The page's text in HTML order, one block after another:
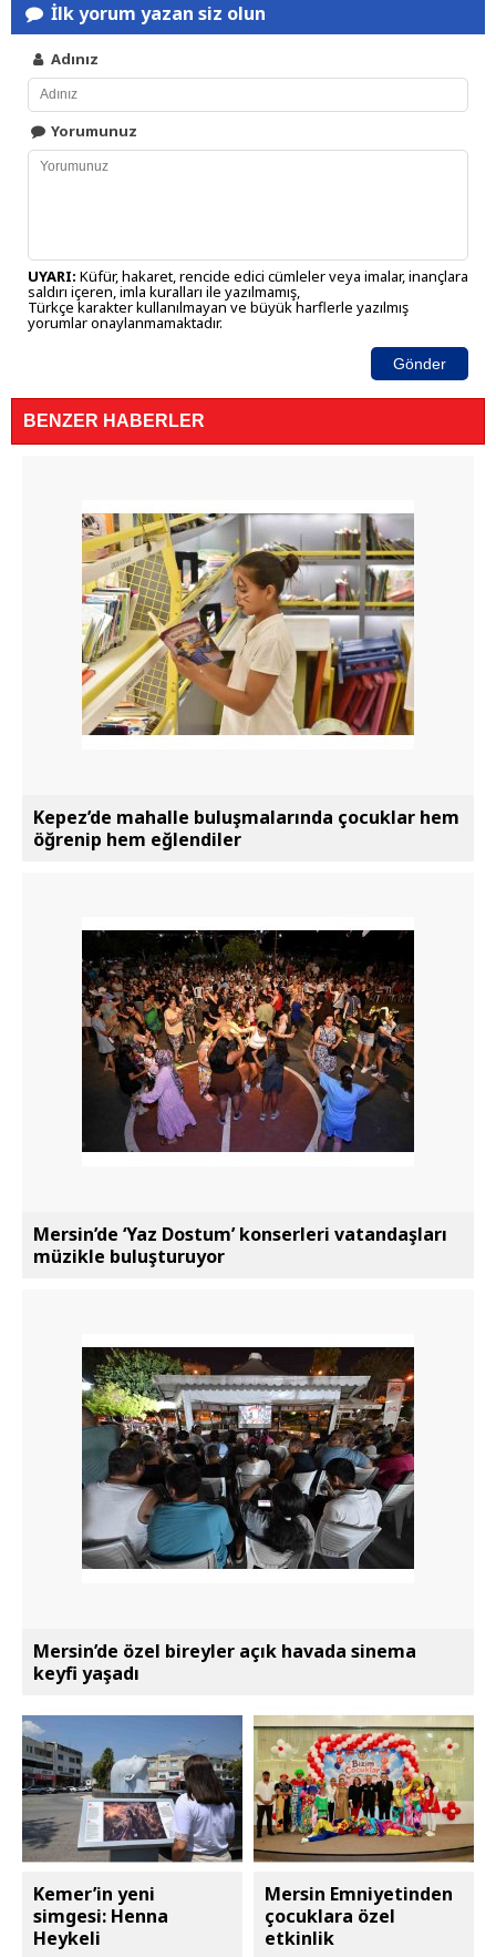
İlk yorum yazan siz olun
Adınız
Yorumunuz
UYARI: Küfür, hakaret, rencide edici cümleler veya imalar, inançlara
saldırı içeren, imla kuralları ile yazılmamış,
Türkçe karakter kullanılmayan ve büyük harflerle yazılmış
yorumlar onaylanmamaktadır.
Gönder
BENZER HABERLER
Kepez’de mahalle buluşmalarında çocuklar hem
öğrenip hem eğlendiler
Mersin’de ‘Yaz Dostum’ konserleri vatandaşları
müzikle buluşturuyor
Mersin’de özel bireyler açık havada sinema
keyfi yaşadı
Kemer’in yeni
simgesi: Henna
Heykeli
Mersin Emniyetinden
çocuklara özel
etkinlik